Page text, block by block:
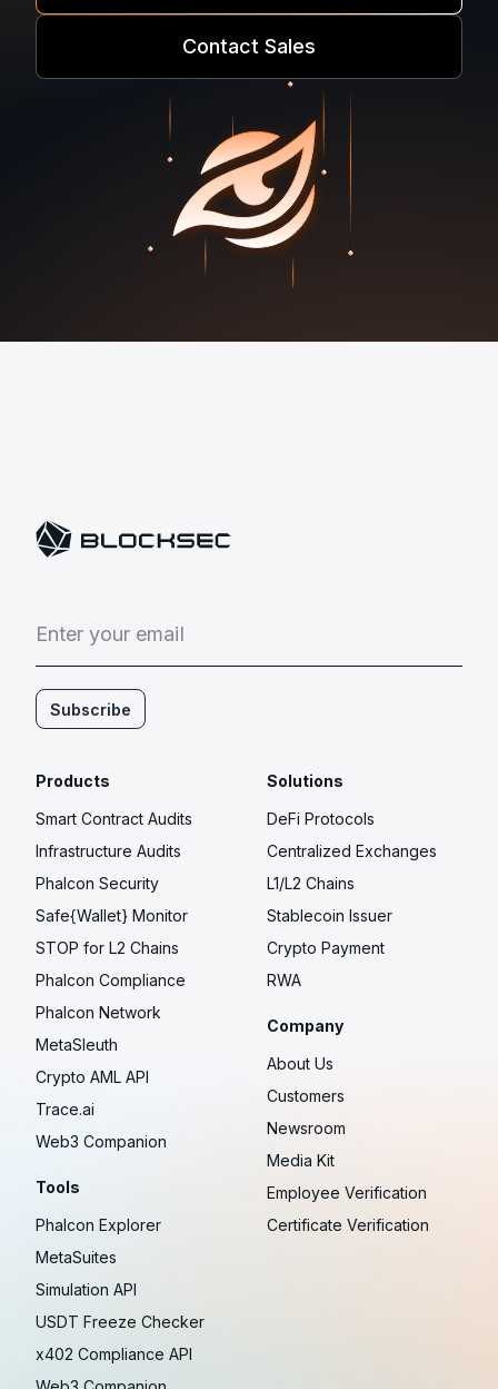
Contact Sales
Enter your email
Subscribe
Products
Smart Contract Audits
Infrastructure Audits
Phalcon Security
Safe{Wallet} Monitor
STOP for L2 Chains
Phalcon Compliance
Phalcon Network
MetaSleuth
Crypto AML API
Trace.ai
Web3 Companion
Tools
Phalcon Explorer
MetaSuites
Simulation API
USDT Freeze Checker
x402 Compliance API
Solutions
DeFi Protocols
Centralized Exchanges
L1/L2 Chains
Stablecoin Issuer
Crypto Payment
RWA
Company
About Us
Customers
Newsroom
Media Kit
Employee Verification
Certificate Verification